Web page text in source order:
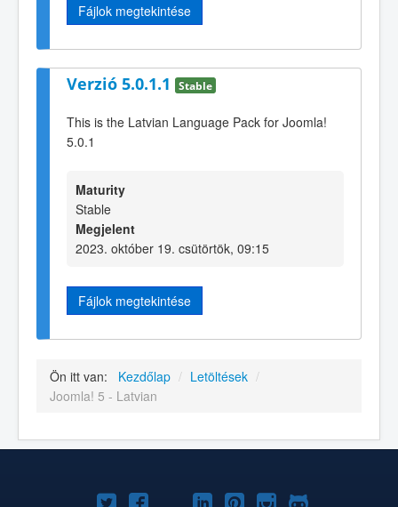
Fájlok megtekintése
Verzió 5.0.1.1 Stable
This is the Latvian Language Pack for Joomla!
5.0.1
Maturity
Stable
Megjelent
2023. október 19. csütörtök, 09:15
Fájlok megtekintése
Ön itt van: Kezdőlap / Letöltések /
Joomla! 5 - Latvian